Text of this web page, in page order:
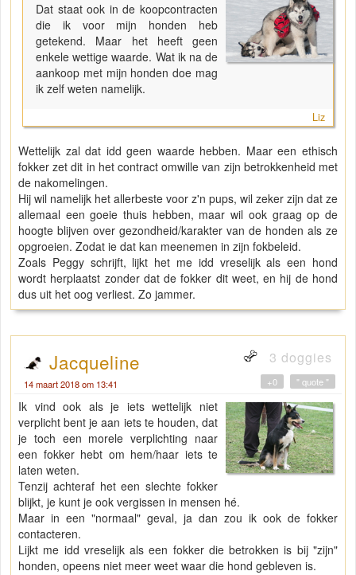
Dat staat ook in de koopcontracten
die ik voor mijn honden heb
getekend. Maar het heeft geen
enkele wettige waarde. Wat ik na de
aankoop met mijn honden doe mag
ik zelf weten namelijk.
Liz
Wettelijk zal dat idd geen waarde hebben. Maar een ethisch
fokker zet dit in het contract omwille van zijn betrokkenheid met
de nakomelingen.
Hij wil namelijk het allerbeste voor z'n pups, wil zeker zijn dat ze
allemaal een goeie thuis hebben, maar wil ook graag op de
hoogte blijven over gezondheid/karakter van de honden als ze
opgroeien. Zodat ie dat kan meenemen in zijn fokbeleid.
Zoals Peggy schrijft, lijkt het me idd vreselijk als een hond
wordt herplaatst zonder dat de fokker dit weet, en hij de hond
dus uit het oog verliest. Zo jammer.
Jacqueline 3 doggies
14 maart 2018 om 13:41 " quote "
+0
Ik vind ook als je iets wettelijk niet
verplicht bent je aan iets te houden, dat
je toch een morele verplichting naar
een fokker hebt om hem/haar iets te
laten weten.
Tenzij achteraf het een slechte fokker
blijkt, je kunt je ook vergissen in mensen hé.
Maar in een "normaal" geval, ja dan zou ik ook de fokker
contacteren.
Lijkt me idd vreselijk als een fokker die betrokken is bij "zijn"
honden, opeens niet meer weet waar die hond gebleven is.